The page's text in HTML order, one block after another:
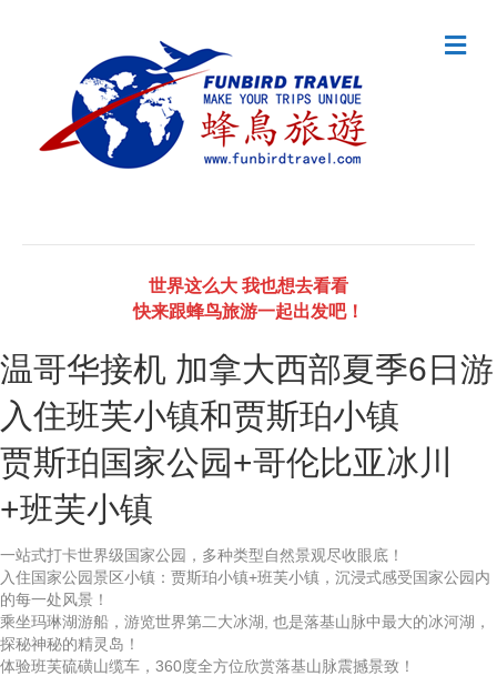
世界这么大 我也想去看看
快来跟蜂鸟旅游一起出发吧！
M
e
温哥华接机 加拿大西部夏季6日游
入住班芙小镇和贾斯珀小镇
贾斯珀国家公园+哥伦比亚冰川
+班芙小镇
一站式打卡世界级国家公园，多种类型自然景观尽收眼底！
入住国家公园景区小镇：贾斯珀小镇+班芙小镇，沉浸式感受国家公园内
的每一处风景！
乘坐玛琳湖游船，游览世界第二大冰湖, 也是落基山脉中最大的冰河湖，
探秘神秘的精灵岛！
体验班芙硫磺山缆车，360度全方位欣赏落基山脉震撼景致！